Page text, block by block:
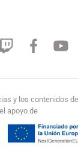
y los contenidos
apoyo de